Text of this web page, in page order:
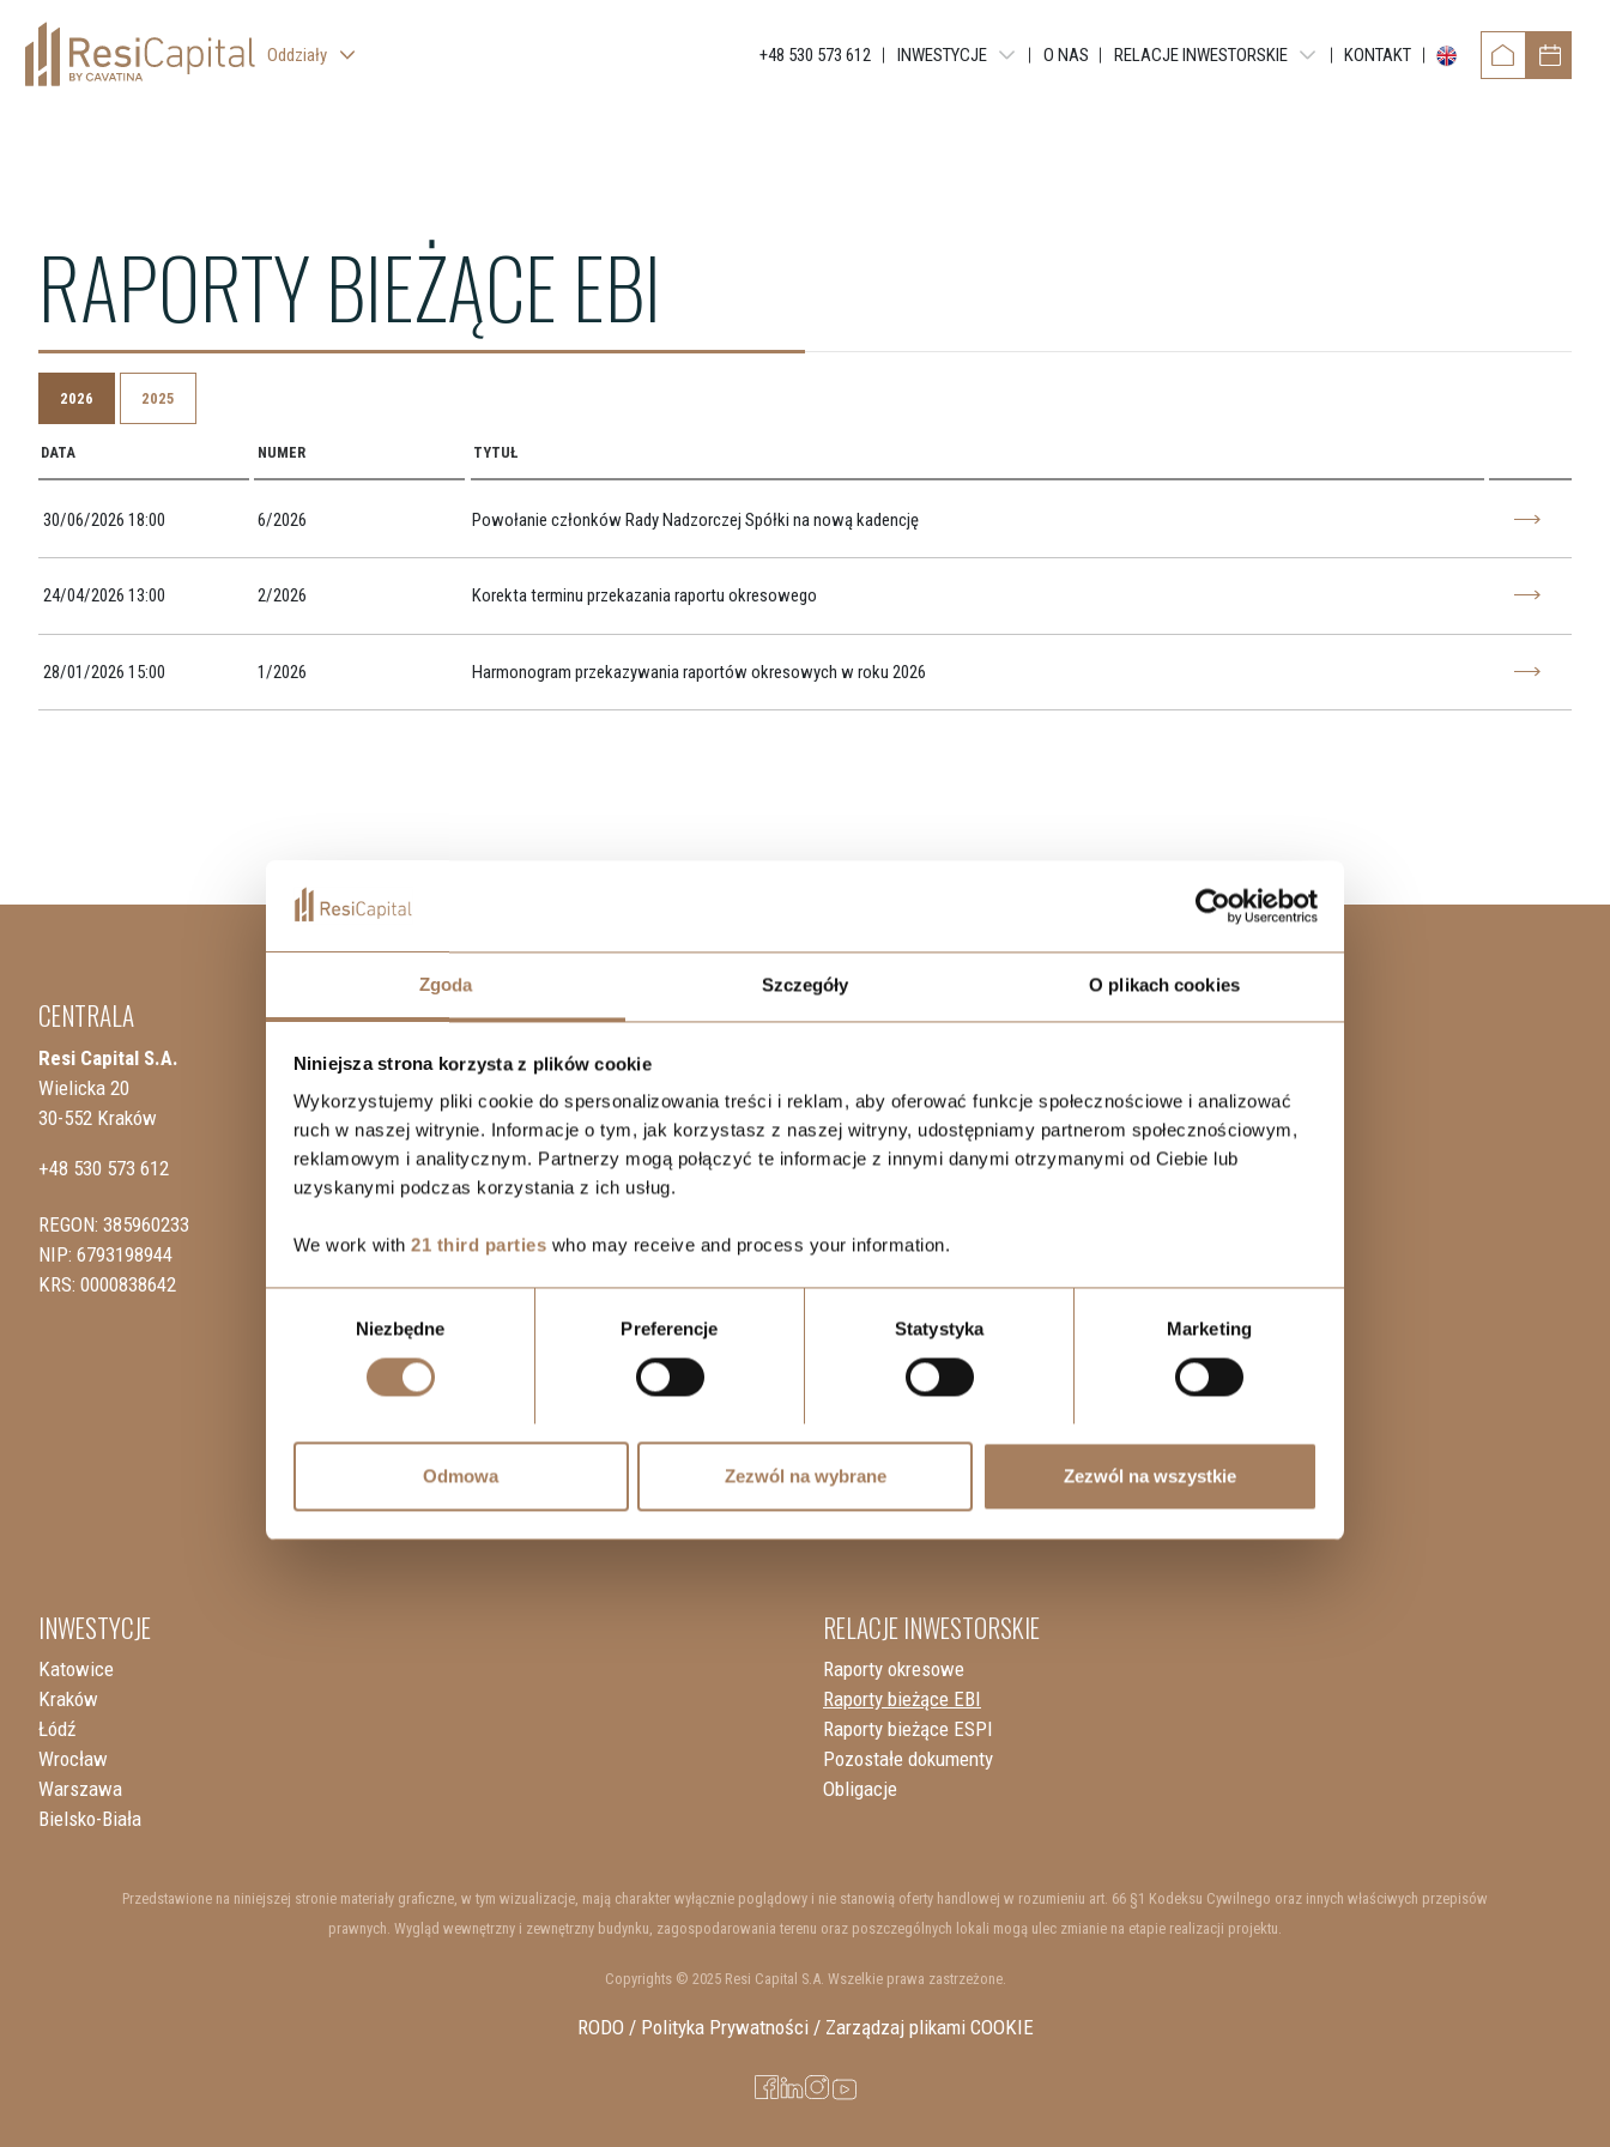
Zgoda Szczegóły O plikach cookies
Niniejsza strona korzysta z plików cookie
Wykorzystujemy pliki cookie do spersonalizowania treści i reklam, aby oferować funkcje społecznościowe i analizować
ruch w naszej witrynie. Informacje o tym, jak korzystasz z naszej witryny, udostępniamy partnerom społecznościowym,
reklamowym i analitycznym. Partnerzy mogą połączyć te informacje z innymi danymi otrzymanymi od Ciebie lub
uzyskanymi podczas korzystania z ich usług.
We work with 21 third parties who may receive and process your information.
Niezbędne Preferencje Statystyka Marketing
Odmowa Zezwól na wybrane Zezwól na wszystkie
Oddziały
ŁÓDŹ
WROCŁAW
+48 530 573 612 INWESTYCJE
ŁÓDŹ - TUWIMA RESIDENCE
ŁÓDŹ - WIMA A APARTMENTS
O NAS RELACJE INWESTORSKIE KONTAKT
RAPORTY BIEŻĄCE EBI
2026 2025
DATA NUMER TYTUŁ
30/06/2026 18:00 6/2026 Powołanie członków Rady Nadzorczej Spółki na nową kadencję
24/04/2026 13:00 2/2026 Korekta terminu przekazania raportu okresowego
28/01/2026 15:00 1/2026 Harmonogram przekazywania raportów okresowych w roku 2026
CENTRALA
Resi Capital S.A.
Wielicka 20
30-552 Kraków
+48 530 573 612
REGON: 385960233
NIP: 6793198944
KRS: 0000838642
SPRZEDAŻ
+48 739 107 183
ŁÓDŹ
+48 739 107 335
+48 530 573 612
BIELSKO-BIAŁA
+48 739 105 638
INWESTYCJE
Katowice
Kraków
Łódź
Wrocław
Warszawa
Bielsko-Biała
RELACJE INWESTORSKIE
Raporty okresowe
Raporty bieżące EBI
Raporty bieżące ESPI
Pozostałe dokumenty
Obligacje
Przedstawione na niniejszej stronie materiały graficzne, w tym wizualizacje, mają charakter wyłącznie poglądowy i nie stanowią oferty handlowej w rozumieniu art. 66 §1 Kodeksu Cywilnego oraz innych właściwych przepisów
prawnych. Wygląd wewnętrzny i zewnętrzny budynku, zagospodarowania terenu oraz poszczególnych lokali mogą ulec zmianie na etapie realizacji projektu.
Copyrights © 2025 Resi Capital S.A. Wszelkie prawa zastrzeżone.
RODO / Polityka Prywatności / Zarządzaj plikami COOKIE